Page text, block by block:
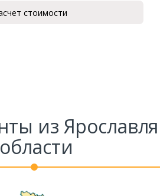
стоимости
из Ярославля